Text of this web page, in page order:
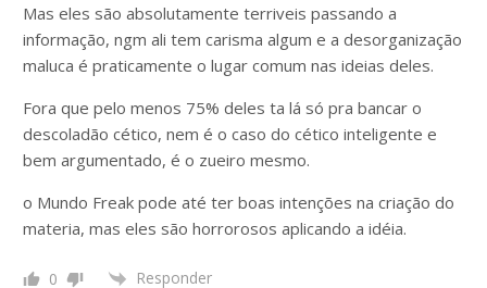
Mas eles são absolutamente terriveis passando a
informação, ngm ali tem carisma algum e a desorganização
maluca é praticamente o lugar comum nas ideias deles.
Fora que pelo menos 75% deles ta lá só pra bancar o
descoladão cético, nem é o caso do cético inteligente e
bem argumentado, é o zueiro mesmo.
o Mundo Freak pode até ter boas intenções na criação do
materia, mas eles são horrorosos aplicando a idéia.
0 Responder